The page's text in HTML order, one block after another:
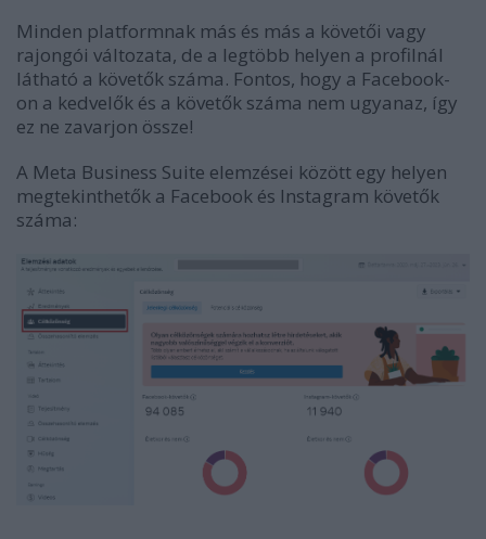
Minden platformnak más és más a követői vagy
rajongói változata, de a legtöbb helyen a profilnál
látható a követők száma. Fontos, hogy a Facebook-
on a kedvelők és a követők száma nem ugyanaz, így
ez ne zavarjon össze!
A Meta Business Suite elemzései között egy helyen
megtekinthetők a Facebook és Instagram követők
száma: